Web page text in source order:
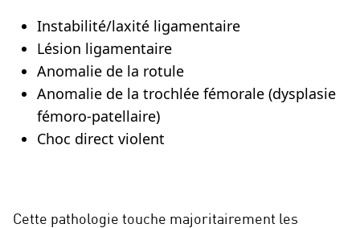
Instabilité/laxité ligamentaire
Lésion ligamentaire
Anomalie de la rotule
Anomalie de la trochlée fémorale (dysplasie
fémoro-patellaire)
Choc direct violent
Cette pathologie touche majoritairement les